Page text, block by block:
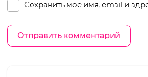
Сохранить моё имя, email и